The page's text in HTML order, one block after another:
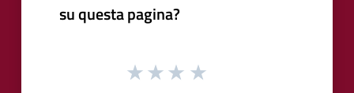
su questa pagina?